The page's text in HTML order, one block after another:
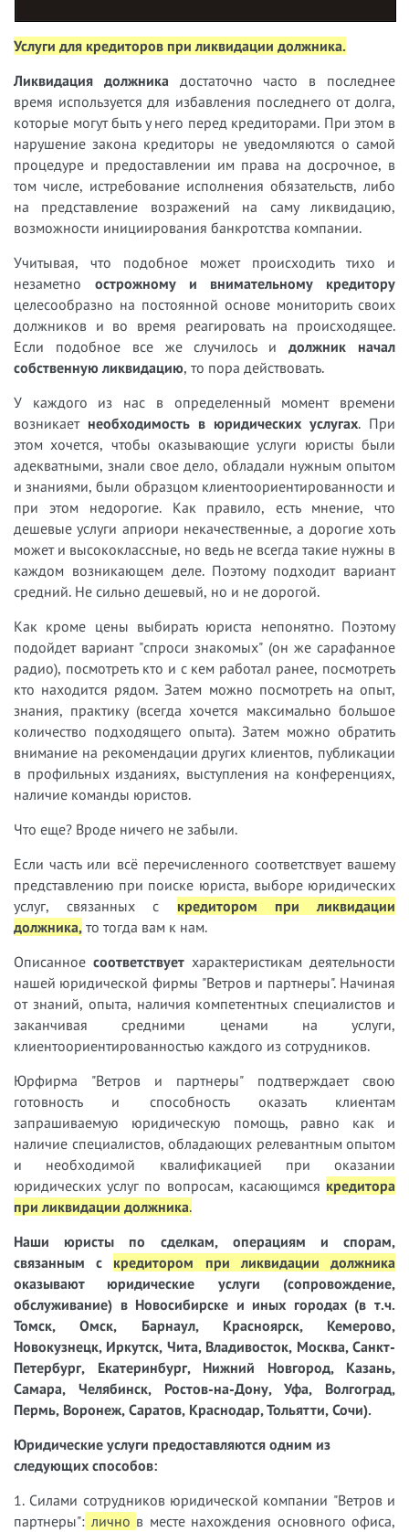
Услуги для кредиторов при ликвидации должника.
Ликвидация должникадостаточно часто в последнее
время используется для избавления последнего от долга,
которые могут быть у него перед кредиторами. При этом в
нарушение закона кредиторы не уведомляются о самой
процедуре и предоставлении им права на досрочное, в
том числе, истребование исполнения обязательств, либо
на представление возражений на саму ликвидацию,
возможности инициирования банкротства компании.
Учитывая, что подобное может происходить тихо и
незаметно острожному и внимательному кредитору
целесообразно на постоянной основе мониторить своих
должников и во время реагировать на происходящее.
Если подобное все же случилось идолжник начал
собственную ликвидацию, то пора действовать.
У каждого из нас в определенный момент времени
возникает необходимость в юридических услугах. При
этом хочется, чтобы оказывающие услуги юристы были
адекватными, знали свое дело, обладали нужным опытом
и знаниями, были образцом клиентоориентированности и
при этом недорогие. Как правило, есть мнение, что
дешевые услуги априори некачественные, а дорогие хоть
может и высококлассные, но ведь не всегда такие нужны в
каждом возникающем деле. Поэтому подходит вариант
средний. Не сильно дешевый, но и не дорогой.
Как кроме цены выбирать юриста непонятно. Поэтому
подойдет вариант "спроси знакомых" (он же сарафанное
радио), посмотреть кто и с кем работал ранее, посмотреть
кто находится рядом. Затем можно посмотреть на опыт,
знания, практику (всегда хочется максимально большое
количество подходящего опыта). Затем можно обратить
внимание на рекомендации других клиентов, публикации
в профильных изданиях, выступления на конференциях,
наличие команды юристов.
Что еще? Вроде ничего не забыли.
Если часть или всё перечисленного соответствует вашему
представлению при поиске юриста, выборе юридических
услуг, связанных с
кредитором при ликвидации
должника, то тогда вам к нам.
Описанное соответствует характеристикам деятельности
нашей юридической фирмы "Ветров и партнеры". Начиная
от знаний, опыта, наличия компетентных специалистов и
заканчивая средними ценами на услуги,
клиентоориентированностью каждого из сотрудников.
Юрфирма "Ветров и партнеры" подтверждает свою
готовность и способность оказать клиентам
запрашиваемую юридическую помощь, равно как и
наличие специалистов, обладающих релевантным опытом
и необходимой квалификацией при оказании
юридических услуг по вопросам, касающимся кредитора
при ликвидации должника.
Наши юристы
по сделкам, операциям и спорам,
связанным с кредитором при ликвидации должника
оказывают юридические услуги (сопровождение,
обслуживание) в Новосибирске и иных городах (в т.ч.
Томск, Омск, Барнаул, Красноярск, Кемерово,
Новокузнецк, Иркутск, Чита, Владивосток, Москва, Санкт-
Петербург, Екатеринбург, Нижний Новгород, Казань,
Самара, Челябинск, Ростов-на-Дону, Уфа, Волгоград,
Пермь, Воронеж, Саратов, Краснодар, Тольятти, Сочи).
Юридические услуги предоставляются одним из
следующих способов:
1. Силами сотрудников юридической компании "Ветров и
партнеры": лично в месте нахождения основного офиса,